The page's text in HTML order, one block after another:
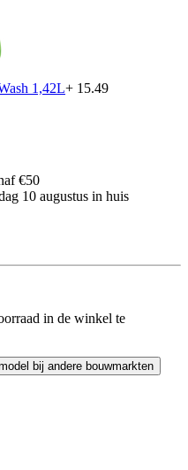
1,42L+ 15.49
€50
10 augustus in huis
in de winkel te
bij andere bouwmarkten